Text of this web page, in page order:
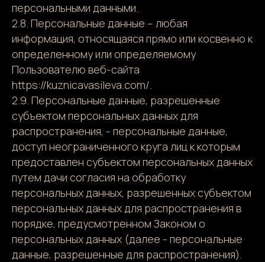
персональными данными.
2.8. Персональные данные – любая
информация, относящаяся прямо или косвенно к
определенному или определяемому
Пользователю веб-сайта
https://kuznicavasileva.com/.
2.9. Персональные данные, разрешенные
субъектом персональных данных для
распространения, - персональные данные,
доступ неограниченного круга лиц к которым
предоставлен субъектом персональных данных
путем дачи согласия на обработку
персональных данных, разрешенных субъектом
персональных данных для распространения в
порядке, предусмотренном Законом о
персональных данных (далее - персональные
данные, разрешенные для распространения).